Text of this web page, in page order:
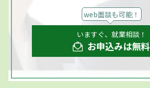
web面談も可能！
いますぐ、就業相談！
お申込みは無料